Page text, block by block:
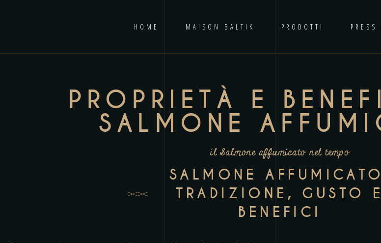
HOME MAISON BALTIK PRODOTTI PRESS
PROPRIETÀ E
SALMONE
il Salmone affumicato nel tempo
SALMONE
TRADIZIONE, GUSTO E
BENEFICI